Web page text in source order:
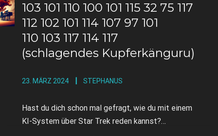
103 101 110 100 101 115 32 75 117
112 102 101 114 107 97 101
110 103 117 114 117
(schlagendes Kupferkänguru)
23. MÄRZ 2024 STEPHANUS
Hast du dich schon mal gefragt, wie du mit einem
KI-System über Star Trek reden kannst?…